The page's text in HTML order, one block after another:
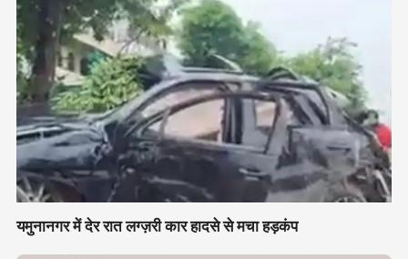
यमुनानगर में देर रात लग्ज़री कार हादसे से मचा हड़कंप